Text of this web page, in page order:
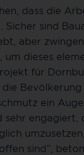
dass die
Sicher sind
aber
um dieses
für
ein
sehr engagiert,
sind“,